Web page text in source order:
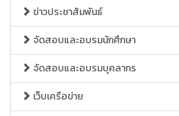
ข่าวประชาสัมพันธ์
จัดสอบและอบรมนักศึกษา
จัดสอบและอบรมบุคลากร
เว็บเครือข่าย